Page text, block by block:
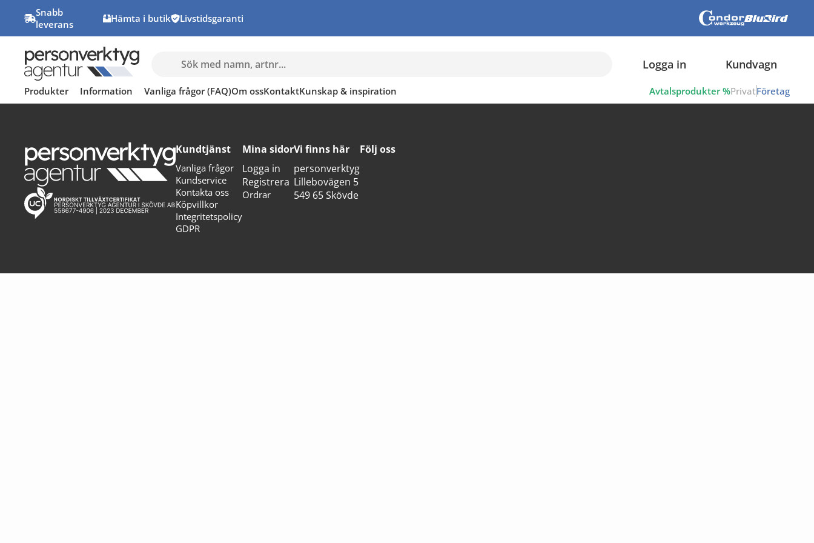
Snabb
leverans
Hämta i butik Livstidsgaranti
Logga in Kundvagn
Produkter Information Vanliga frågor (FAQ)Om ossKontaktKunskap & inspiration Avtalsprodukter %PrivatFöretag
Kundtjänst
Vanliga frågor
Kundservice
Kontakta oss
Köpvillkor
Integritetspolicy
GDPR
Mina sidor
Logga in
Registrera
Ordrar
Vi finns här
personverktyg
Lillebovägen 5
549 65 Skövde
Följ oss